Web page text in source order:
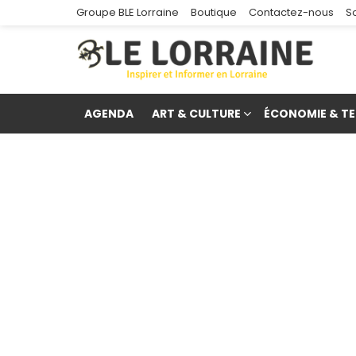
Groupe BLE Lorraine Boutique Contactez-nous
AGENDA ART & CULTURE ÉCONOMIE &